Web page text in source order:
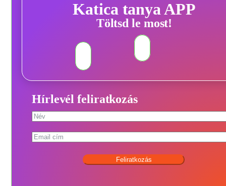
Katica tanya APP
Töltsd le most!
Hírlevél feliratkozás
Feliratkozás